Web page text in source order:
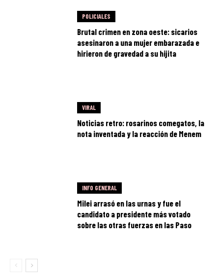
POLICIALES
Brutal crimen en zona oeste: sicarios
asesinaron a una mujer embarazada e
hirieron de gravedad a su hijita
VIRAL
Noticias retro: rosarinos comegatos, la
nota inventada y la reacción de Menem
INFO GENERAL
Milei arrasó en las urnas y fue el
candidato a presidente más votado
sobre las otras fuerzas en las Paso